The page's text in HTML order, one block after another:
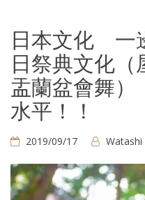
日本文化 一
日祭典文化（
盂蘭盆會舞）
水平！！
2019/09/17 Watashi